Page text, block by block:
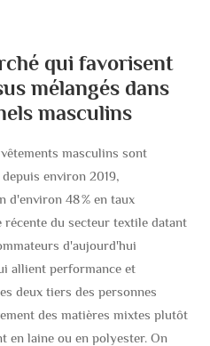
qui favorisent
mélangés dans
masculins
masculins sont
environ 2019,
d'environ 48 % en taux
récente du secteur textile datant
d'aujourd'hui
allient performance et
deux tiers des personnes
des matières mixtes plutôt
en laine ou en polyester. On